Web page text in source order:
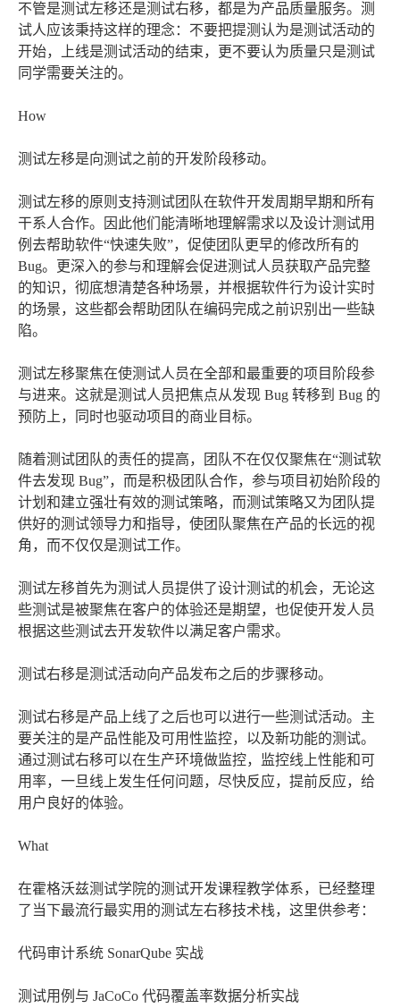
不管是测试左移还是测试右移，都是为产品质量服务。测
试人应该秉持这样的理念：不要把提测认为是测试活动的
开始，上线是测试活动的结束，更不要认为质量只是测试
同学需要关注的。
How
测试左移是向测试之前的开发阶段移动。
测试左移的原则支持测试团队在软件开发周期早期和所有
干系人合作。因此他们能清晰地理解需求以及设计测试用
例去帮助软件“快速失败”，促使团队更早的修改所有的
Bug。更深入的参与和理解会促进测试人员获取产品完整
的知识，彻底想清楚各种场景，并根据软件行为设计实时
的场景，这些都会帮助团队在编码完成之前识别出一些缺
陷。
测试左移聚焦在使测试人员在全部和最重要的项目阶段参
与进来。这就是测试人员把焦点从发现 Bug 转移到 Bug 的
预防上，同时也驱动项目的商业目标。
随着测试团队的责任的提高，团队不在仅仅聚焦在“测试软
件去发现 Bug”，而是积极团队合作，参与项目初始阶段的
计划和建立强壮有效的测试策略，而测试策略又为团队提
供好的测试领导力和指导，使团队聚焦在产品的长远的视
角，而不仅仅是测试工作。
测试左移首先为测试人员提供了设计测试的机会，无论这
些测试是被聚焦在客户的体验还是期望，也促使开发人员
根据这些测试去开发软件以满足客户需求。
测试右移是测试活动向产品发布之后的步骤移动。
测试右移是产品上线了之后也可以进行一些测试活动。主
要关注的是产品性能及可用性监控，以及新功能的测试。
通过测试右移可以在生产环境做监控，监控线上性能和可
用率，一旦线上发生任何问题，尽快反应，提前反应，给
用户良好的体验。
What
在霍格沃兹测试学院的测试开发课程教学体系，已经整理
了当下最流行最实用的测试左右移技术栈，这里供参考：
代码审计系统 SonarQube 实战
测试用例与 JaCoCo 代码覆盖率数据分析实战